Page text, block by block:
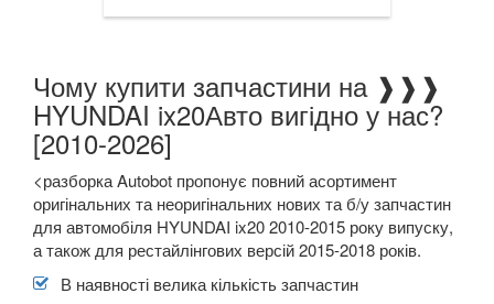
Чому купити запчастини на ❱❱❱
HYUNDAI ix20Авто вигідно у нас?
[2010-2026]
<разборка Autobot пропонує повний асортимент
оригінальних та неоригінальних нових та б/у запчастин
для автомобіля HYUNDAI ix20 2010-2015 року випуску,
а також для рестайлінгових версій 2015-2018 років.
В наявності велика кількість запчастин